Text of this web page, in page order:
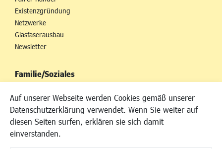
Auf unserer Webseite werden Cookies gemäß unserer
Datenschutzerklärung verwendet. Wenn Sie weiter auf
diesen Seiten surfen, erklären sie sich damit
einverstanden.
Existenzgründung
Netzwerke
Glasfaserausbau
Newsletter
Familie/Soziales
Kinderbetreuung
Kinder und Jugend
Institutionen für Familien
Frauen